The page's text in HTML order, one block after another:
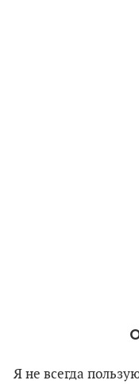
Я не всегда